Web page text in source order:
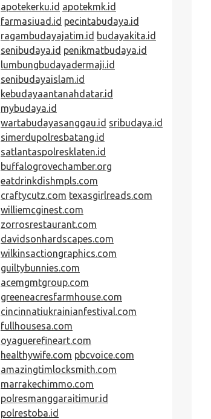
apotekerku.id apotekmk.id
farmasiuad.id pecintabudaya.id
ragambudayajatim.id budayakita.id
senibudaya.id penikmatbudaya.id
lumbungbudayadermaji.id
senibudayaislam.id
kebudayaantanahdatar.id
mybudaya.id
wartabudayasanggau.id sribudaya.id
simerdupolresbatang.id
satlantaspolresklaten.id
buffalogrovechamber.org
eatdrinkdishmpls.com
craftycutz.com texasgirlreads.com
williemcginest.com
zorrosrestaurant.com
davidsonhardscapes.com
wilkinsactiongraphics.com
guiltybunnies.com
acemgmtgroup.com
greeneacresfarmhouse.com
cincinnatiukrainianfestival.com
fullhousesa.com
oyaguerefineart.com
healthywife.com pbcvoice.com
amazingtimlocksmith.com
marrakechimmo.com
polresmanggaraitimur.id
polrestoba.id